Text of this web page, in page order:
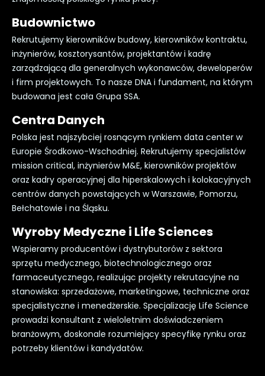
Budownictwo
Rekrutujemy kierowników budowy, kierowników kontraktu,
inżynierów, kosztorysantów, projektantów i kadrę
zarządzającą dla generalnych wykonawców, deweloperów
i firm projektowych. To nasze DNA i fundament, na którym
budowana jest cała Grupa SSA.
Centra Danych
Polska jest najszybciej rosnącym rynkiem data center w
Europie Środkowo-Wschodniej. Rekrutujemy specjalistów
mission critical, inżynierów M&E, kierowników projektów
oraz kadry operacyjnej dla hiperskalowych i kolokacyjnych
centrów danych powstających w Warszawie, Pomorzu,
Bełchatowie i na Śląsku.
Wyroby Medyczne i Life Sciences
Wspieramy producentów i dystrybutorów z sektora
sprzętu medycznego, biotechnologicznego oraz
farmaceutycznego, realizując projekty rekrutacyjne na
stanowiska: sprzedażowe, marketingowe, techniczne oraz
specjalistyczne i menedżerskie. Specjalizację Life Science
prowadzi konsultant z wieloletnim doświadczeniem
branżowym, doskonale rozumiejący specyfikę rynku oraz
potrzeby klientów i kandydatów.